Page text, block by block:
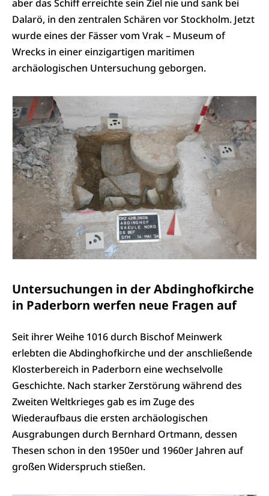
aber das Schiff erreichte sein Ziel nie und sank bei
Dalarö, in den zentralen Schären vor Stockholm. Jetzt
wurde eines der Fässer vom Vrak – Museum of
Wrecks in einer einzigartigen maritimen
archäologischen Untersuchung geborgen.
Untersuchungen in der Abdinghofkirche
in Paderborn werfen neue Fragen auf
Seit ihrer Weihe 1016 durch Bischof Meinwerk
erlebten die Abdinghofkirche und der anschließende
Klosterbereich in Paderborn eine wechselvolle
Geschichte. Nach starker Zerstörung während des
Zweiten Weltkrieges gab es im Zuge des
Wiederaufbaus die ersten archäologischen
Ausgrabungen durch Bernhard Ortmann, dessen
Thesen schon in den 1950er und 1960er Jahren auf
großen Widerspruch stießen.